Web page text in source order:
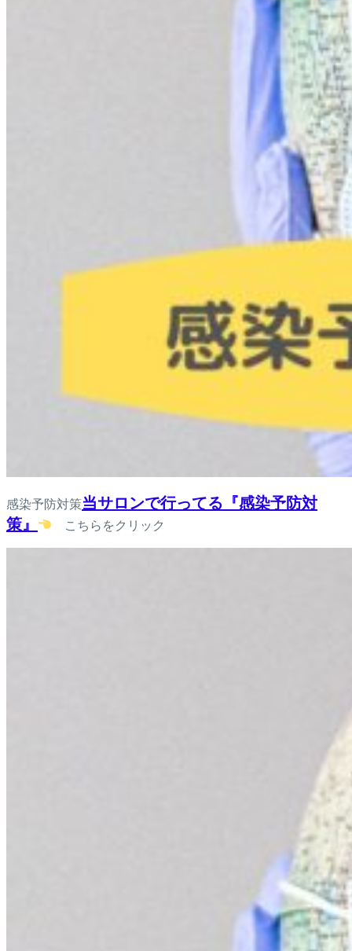
感染予防対策当サロンで行ってる『感染予防対
策』
こちらをクリック